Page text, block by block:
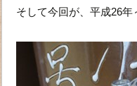
そして今回が、平成26年